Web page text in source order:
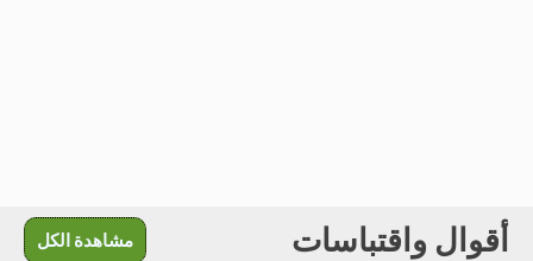
أقوال واقتباسات مشاهدة الكل